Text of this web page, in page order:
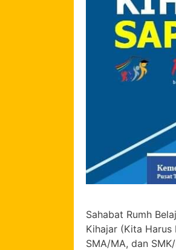
Sahabat Rumh
Kihajar (Kita Harus
SMA/MA, dan